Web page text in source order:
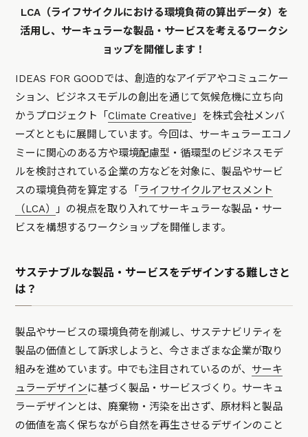
LCA（ライフサイクルにおける環境負荷の算出データ）を
活用し、サーキュラーな製品・サービスを考えるワークシ
ョップを開催します！
IDEAS FOR GOODでは、創造的なアイデアやコミュニケー
ション、ビジネスモデルの創出を通じて気候危機に立ち向
かうプロジェクト「Climate Creative 」を株式会社メンバ
ーズとともに展開しています。今回は、サーキュラーエコノ
ミーに関心のある方や環境配慮型・循環型のビジネスモデ
ルを検討されている企業の方などを対象に、製品やサービ
スの環境負荷を算定する「 ライフサイクルアセスメント
（LCA）
」の視点を取り入れてサーキュラーな製品・サー
ビスを構想するワークショップを開催します。
サステナブルな製品・サービスをデザインする難しさと
は？
製品やサービスの環境負荷を削減し、サステナビリティを
製品の価値として訴求しようと、今さまざまな企業が取り
組みを進めています。中でも注目されているのが、 サーキ
ュラーデザインに基づく製品・サービスづくり。サーキュ
ラーデザインとは、廃棄物・汚染を出さず、原材料と製品
の価値を高く保ちながら自然を再生させるデザインのこと